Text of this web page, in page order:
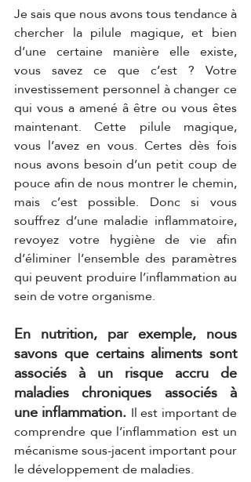
Je sais que nous avons tous tendance à
chercher la pilule magique, et bien
d’une certaine manière elle existe,
vous savez ce que c’est ? Votre
investissement personnel à changer ce
qui vous a amené â être ou vous êtes
maintenant. Cette pilule magique,
vous l’avez en vous. Certes dès fois
nous avons besoin d’un petit coup de
pouce afin de nous montrer le chemin,
mais c’est possible. Donc si vous
souffrez d’une maladie inflammatoire,
revoyez votre hygiène de vie afin
d’éliminer l’ensemble des paramètres
qui peuvent produire l’inflammation au
sein de votre organisme.
En nutrition, par exemple, nous
savons que certains aliments sont
associés à un risque accru de
maladies chroniques associés à
une inflammation. Il est important de
comprendre que l’inflammation est un
mécanisme sous-jacent important pour
le développement de maladies.